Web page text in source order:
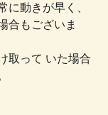
に動きが早く、
合もございま
取って いた場合